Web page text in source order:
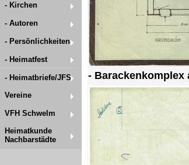
- Kirchen
- Autoren
- Persönlichkeiten
- Heimatfest
- Heimatbriefe/JFS
Vereine
VFH Schwelm
Heimatkunde
Nachbarstädte
- Barackenkomplex